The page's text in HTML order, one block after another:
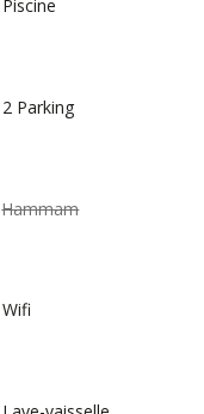
Piscine
2 Parking
Hammam
Wifi